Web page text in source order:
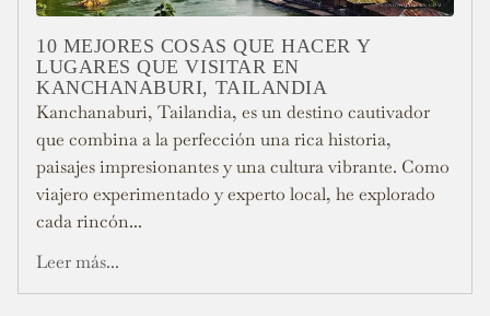
10 MEJORES COSAS QUE HACER Y
LUGARES QUE VISITAR EN
KANCHANABURI, TAILANDIA
Kanchanaburi, Tailandia, es un destino cautivador
que combina a la perfección una rica historia,
paisajes impresionantes y una cultura vibrante. Como
viajero experimentado y experto local, he explorado
cada rincón...
Leer más...